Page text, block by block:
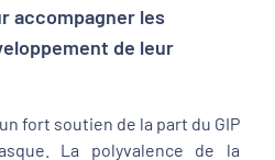
accompagner les
de leur
fort soutien de la part du GIP
La polyvalence de la